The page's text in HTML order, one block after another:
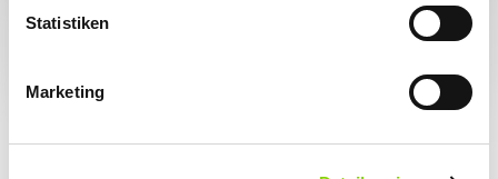
Statistiken
Marketing
Weinstuben der Stadt. Und auch der Name hat Geschichte:
„Kochen“ stammt von der Besitzerfamilie Koch, „Bas“ bedeutet
Für uns war es ein rundum gelungener Abend mit leckerem
gerne zusammen ist.